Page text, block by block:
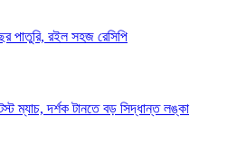
পাতুরি, রইল সহজ রেসিপি
ম্যাচ, দর্শক টানতে বড় সিদ্ধান্ত লঙ্কা